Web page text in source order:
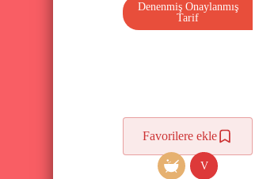
Favorilere ekle
Denenmiş Onaylanmış
Tarif
V